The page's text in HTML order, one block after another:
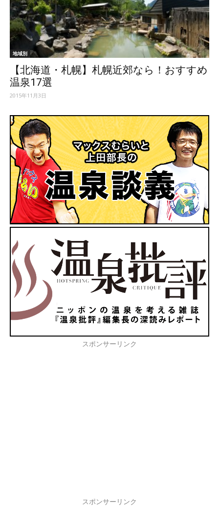
地域別
【北海道・札幌】札幌近郊なら！おすすめ
温泉17選
2015年11月3日
スポンサーリンク
スポンサーリンク